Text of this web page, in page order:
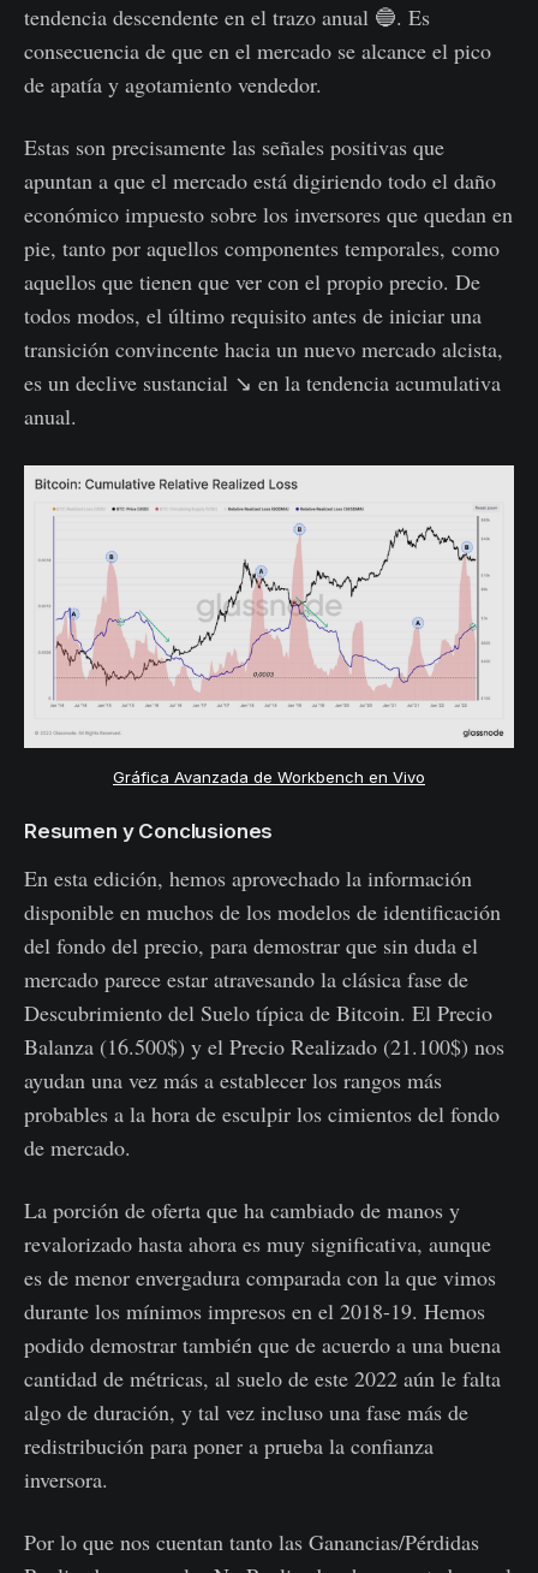
tendencia descendente en el trazo anual 🔵. Es
consecuencia de que en el mercado se alcance el pico
de apatía y agotamiento vendedor.
Estas son precisamente las señales positivas que
apuntan a que el mercado está digiriendo todo el daño
económico impuesto sobre los inversores que quedan en
pie, tanto por aquellos componentes temporales, como
aquellos que tienen que ver con el propio precio. De
todos modos, el último requisito antes de iniciar una
transición convincente hacia un nuevo mercado alcista,
es un declive sustancial ↘️ en la tendencia acumulativa
anual.
Gráfica Avanzada de Workbench en Vivo
Resumen y Conclusiones
En esta edición, hemos aprovechado la información
disponible en muchos de los modelos de identificación
del fondo del precio, para demostrar que sin duda el
mercado parece estar atravesando la clásica fase de
Descubrimiento del Suelo típica de Bitcoin. El Precio
Balanza (16.500$) y el Precio Realizado (21.100$) nos
ayudan una vez más a establecer los rangos más
probables a la hora de esculpir los cimientos del fondo
de mercado.
La porción de oferta que ha cambiado de manos y
revalorizado hasta ahora es muy significativa, aunque
es de menor envergadura comparada con la que vimos
durante los mínimos impresos en el 2018-19. Hemos
podido demostrar también que de acuerdo a una buena
cantidad de métricas, al suelo de este 2022 aún le falta
algo de duración, y tal vez incluso una fase más de
redistribución para poner a prueba la confianza
inversora.
Por lo que nos cuentan tanto las Ganancias/Pérdidas